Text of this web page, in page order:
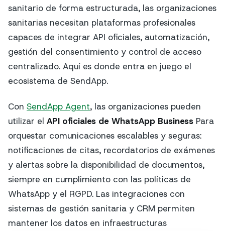
sanitario de forma estructurada, las organizaciones
sanitarias necesitan plataformas profesionales
capaces de integrar API oficiales, automatización,
gestión del consentimiento y control de acceso
centralizado. Aquí es donde entra en juego el
ecosistema de SendApp.
Con SendApp Agent, las organizaciones pueden
utilizar el API oficiales de WhatsApp Business Para
orquestar comunicaciones escalables y seguras:
notificaciones de citas, recordatorios de exámenes
y alertas sobre la disponibilidad de documentos,
siempre en cumplimiento con las políticas de
WhatsApp y el RGPD. Las integraciones con
sistemas de gestión sanitaria y CRM permiten
mantener los datos en infraestructuras